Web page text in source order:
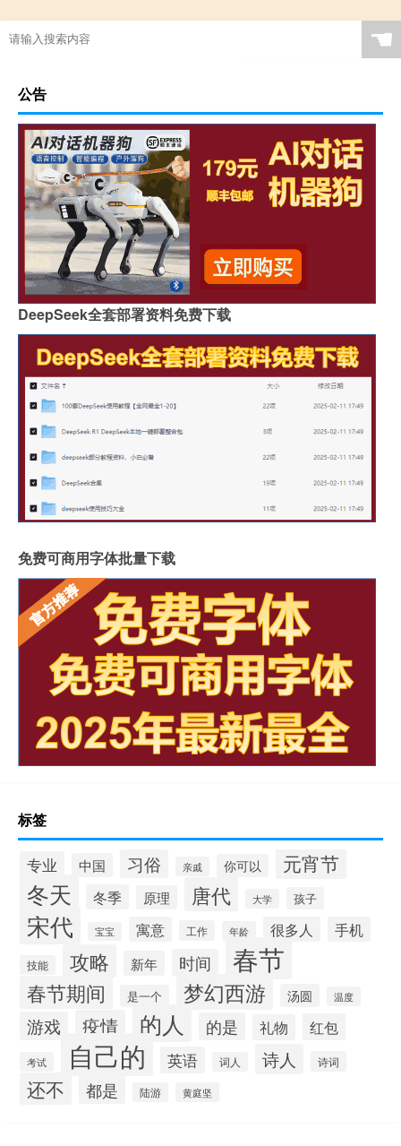
☚
公告
DeepSeek全套部署资料免费下载
免费可商用字体批量下载
标签
专业 中国 习俗 亲戚 你可以 元宵节
冬天 冬季 原理 唐代 大学 孩子
宋代 宝宝 寓意 工作 年龄 很多人 手机
技能 攻略 新年 时间 春节
春节期间 是一个 梦幻西游 汤圆 温度
游戏 疫情 的人 的是 礼物 红包
考试 自己的 英语 词人 诗人 诗词
还不 都是 陆游 黄庭坚